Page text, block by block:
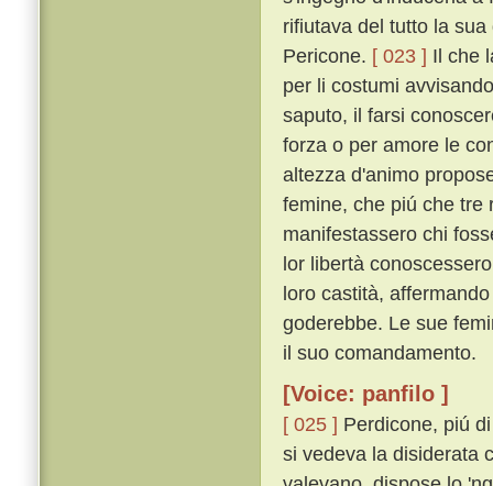
rifiutava del tutto la
Pericone. [ 023 ] Il che
per li costumi
saputo, il farsi
forza o per amore le
altezza d'animo
femine, che piú che tre
manifestassero chi
lor libertà
loro castità,
goderebbe. Le sue
il suo comandamento.
[Voice: panfilo ]
[ 025 ] Perdicone, piú
si vedeva la disiderata